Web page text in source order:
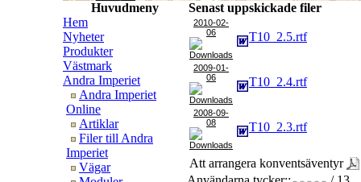
Huvudmeny
Hem
Nyheter
Produkter
Västmark
Andra Imperiet
Andra Imperiet
Online
Artiklar
Filer till Andra
Imperiet
Vägar
Senast uppskickade filer
2010-02-
06
T10_2.5.rtf
2009-01-
06
T10_2.4.rtf
2008-09-
08
T10_2.3.rtf
Att arrangera konventsäventyr